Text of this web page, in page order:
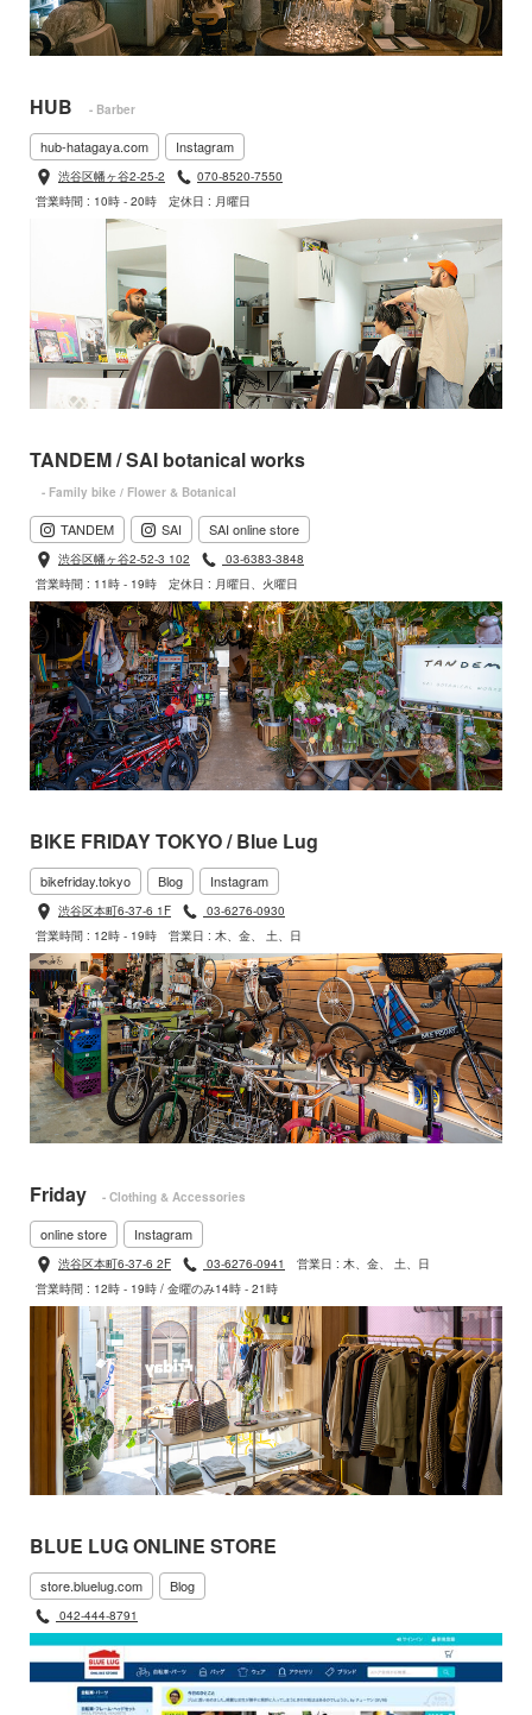
HUB - Barber
hub-hatagaya.com Instagram
渋谷区幡ヶ谷2-25-2
070-8520-7550
営業時間 : 10時 - 20時
定休日 : 月曜日
TANDEM / SAI botanical works
- Family bike / Flower & Botanical
TANDEM SAI SAI online store
渋谷区幡ヶ谷2-52-3 102
03-6383-3848
営業時間 : 11時 - 19時
定休日 : 月曜日、火曜日
BIKE FRIDAY TOKYO / Blue Lug
bikefriday.tokyo Blog Instagram
渋谷区本町6-37-6 1F
03-6276-0930
営業時間 : 12時 - 19時
営業日 : 木、金、 土、日
Friday - Clothing & Accessories
online store Instagram
渋谷区本町6-37-6 2F 03-6276-0941
営業日 : 木、金、 土、日
営業時間 : 12時 - 19時 / 金曜のみ14時 - 21時
BLUE LUG ONLINE STORE
store.bluelug.com Blog
042-444-8791